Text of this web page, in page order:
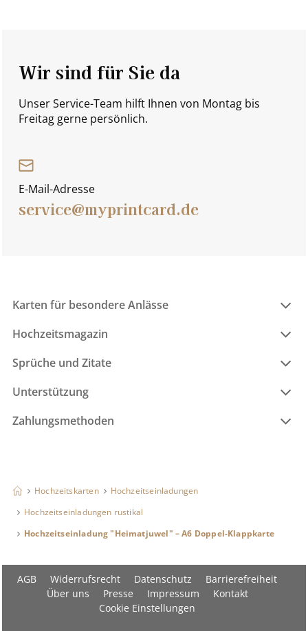
Wir sind für Sie da
Unser Service-Team hilft Ihnen von Montag bis
Freitag gerne persönlich.
E-Mail-Adresse
service@myprintcard.de
Karten für besondere Anlässe
Hochzeitsmagazin
Sprüche und Zitate
Unterstützung
Zahlungsmethoden
Hochzeitskarten
Hochzeitseinladungen
Hochzeitseinladungen rustikal
Hochzeitseinladung "Heimatjuwel" – A6 Doppel-Klappkarte
AGB Widerrufsrecht Datenschutz
Barrierefreiheit
Über uns
Presse Impressum
Kontakt
Cookie Einstellungen